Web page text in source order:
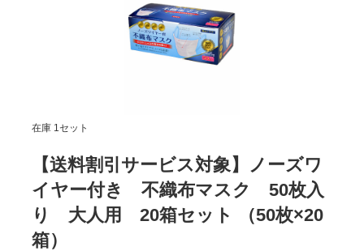
在庫 1セット
【送料割引サービス対象】ノーズワ
イヤー付き 不織布マスク 50枚入
り 大人用 20箱セット （50枚×20
箱）